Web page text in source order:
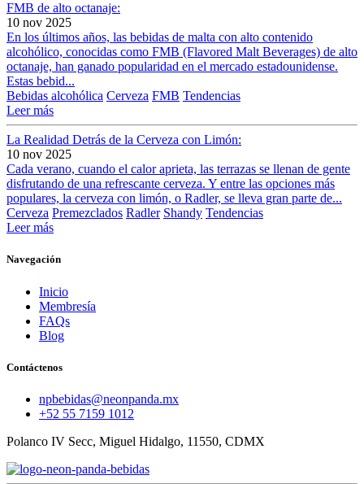
FMB de alto octanaje:
10 nov 2025
En los últimos años, las bebidas de malta con alto contenido
alcohólico, conocidas como FMB (Flavored Malt Beverages) de alto
octanaje, han ganado popularidad en el mercado estadounidense.
Estas bebid...
Bebidas alcohólica Cerveza FMB Tendencias
Leer más
La Realidad Detrás de la Cerveza con Limón:
10 nov 2025
Cada verano, cuando el calor aprieta, las terrazas se llenan de gente
disfrutando de una refrescante cerveza. Y entre las opciones más
populares, la cerveza con limón, o Radler, se lleva gran parte de...
Cerveza Premezclados Radler Shandy Tendencias
Leer más
Navegación
Inicio
Membresía
FAQs
Blog
Contáctenos
npbebidas@neonpanda.mx
+52 55 7159 1012
Polanco IV Secc, Miguel Hidalgo, 11550, CDMX